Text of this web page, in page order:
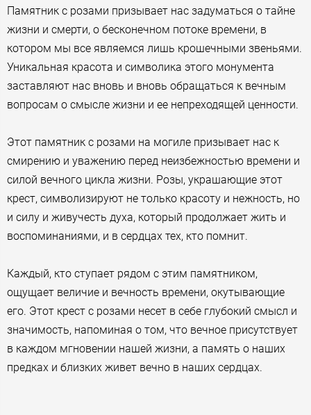
Памятник с розами призывает нас задуматься о тайне
жизни и смерти, о бесконечном потоке времени, в
котором мы все являемся лишь крошечными звеньями.
Уникальная красота и символика этого монумента
заставляют нас вновь и вновь обращаться к вечным
вопросам о смысле жизни и ее непреходящей ценности.
Этот памятник с розами на могиле призывает нас к
смирению и уважению перед неизбежностью времени и
силой вечного цикла жизни. Розы, украшающие этот
крест, символизируют не только красоту и нежность, но
и силу и живучесть духа, который продолжает жить и
воспоминаниями, и в сердцах тех, кто помнит.
Каждый, кто ступает рядом с этим памятником,
ощущает величие и вечность времени, окутывающие
его. Этот крест с розами несет в себе глубокий смысл и
значимость, напоминая о том, что вечное присутствует
в каждом мгновении нашей жизни, а память о наших
предках и близких живет вечно в наших сердцах.